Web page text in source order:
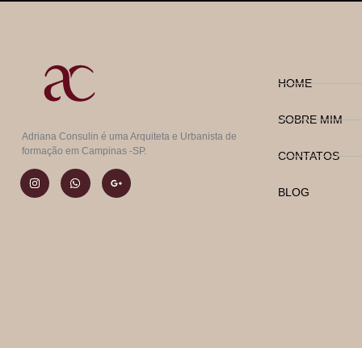
Adriana Consulin é uma Arquiteta e Urbanista de
formação em Campinas -SP.
HOME
SOBRE MIM
CONTATOS
BLOG